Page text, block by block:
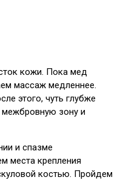
кожи. Пока мед
массаж медленнее.
этого, чуть глубже
зону и
и спазме
места крепления
костью. Пройдем